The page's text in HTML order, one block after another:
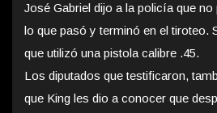
José Gabriel dijo a la policía que
lo que pasó y terminó en el tiroteo.
que utilizó una pistola calibre .45.
Los diputados que testificaron,
que King les dio a conocer que